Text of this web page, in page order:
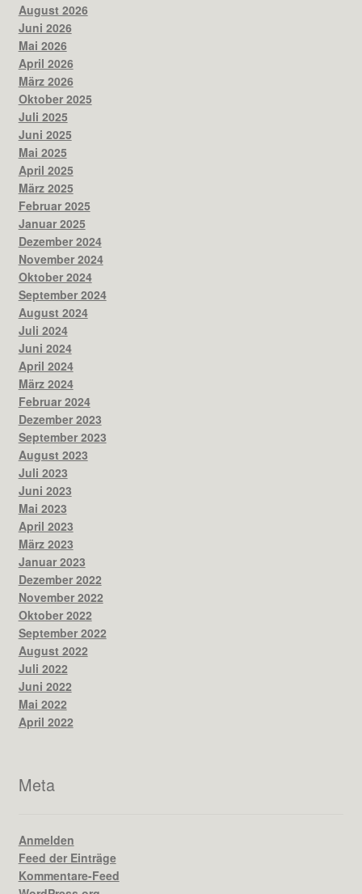
August 2026
Juni 2026
Mai 2026
April 2026
März 2026
Oktober 2025
Juli 2025
Juni 2025
Mai 2025
April 2025
März 2025
Februar 2025
Januar 2025
Dezember 2024
November 2024
Oktober 2024
September 2024
August 2024
Juli 2024
Juni 2024
April 2024
März 2024
Februar 2024
Dezember 2023
September 2023
August 2023
Juli 2023
Juni 2023
Mai 2023
April 2023
März 2023
Januar 2023
Dezember 2022
November 2022
Oktober 2022
September 2022
August 2022
Juli 2022
Juni 2022
Mai 2022
April 2022
Meta
Anmelden
Feed der Einträge
Kommentare-Feed